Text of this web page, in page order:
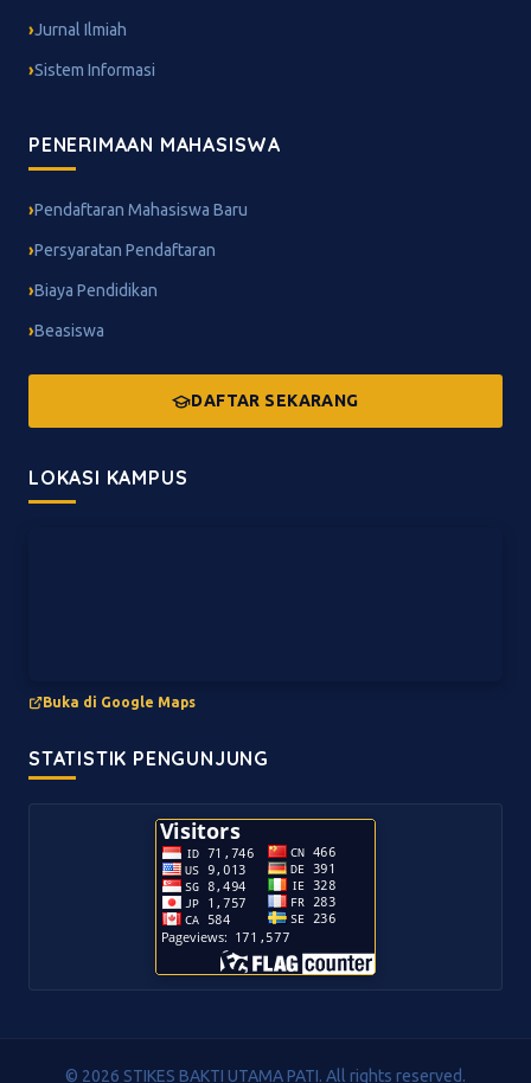
Jurnal Ilmiah
Sistem Informasi
PENERIMAAN MAHASISWA
Pendaftaran Mahasiswa Baru
Persyaratan Pendaftaran
Biaya Pendidikan
Beasiswa
DAFTAR SEKARANG
LOKASI KAMPUS
Buka di Google Maps
STATISTIK PENGUNJUNG
© 2026 STIKES BAKTI UTAMA PATI. All rights reserved.